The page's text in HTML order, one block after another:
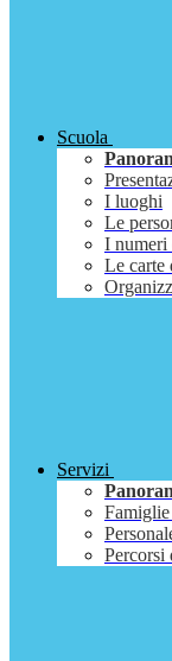
Scuola
I luoghi
Le
I numeri
Le carte
Servizi
Famiglie
Percorsi